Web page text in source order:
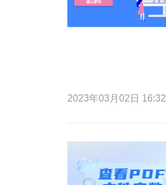
2023年03月02日 16:32